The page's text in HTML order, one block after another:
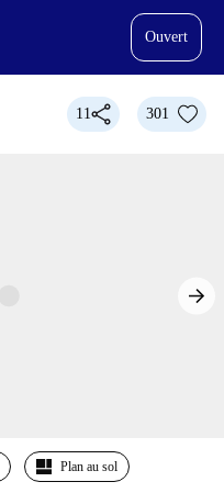
Ouvert
11 301
Plan au sol